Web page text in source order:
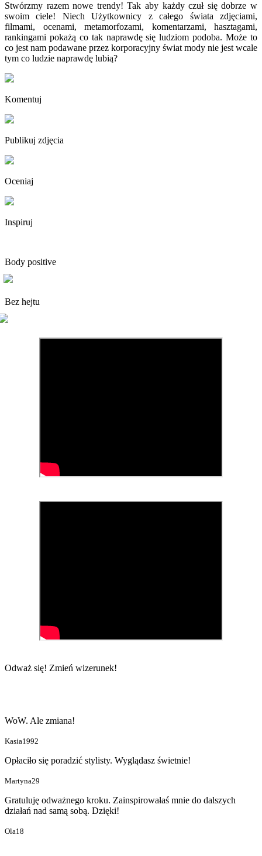
Stwórzmy razem nowe trendy! Tak aby każdy czuł się dobrze w
swoim ciele! Niech Użytkownicy z całego świata zdjęciami,
filmami, ocenami, metamorfozami, komentarzami, hasztagami,
rankingami pokażą co tak naprawdę się ludziom podoba. Może to
co jest nam podawane przez korporacyjny świat mody nie jest wcale
tym co ludzie naprawdę lubią?
Komentuj
Publikuj zdjęcia
Oceniaj
Inspiruj
Body positive
Bez hejtu
Odważ się! Zmień wizerunek!
WoW. Ale zmiana!
Kasia1992
Opłaciło się poradzić stylisty. Wyglądasz świetnie!
Martyna29
Gratuluję odważnego kroku. Zainspirowałaś mnie do dalszych
działań nad samą sobą. Dzięki!
Ola18